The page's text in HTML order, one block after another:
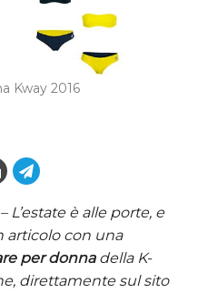
Kway 2016
L’estate è alle porte, e
articolo con una
per donnadella K-
direttamente sul sito